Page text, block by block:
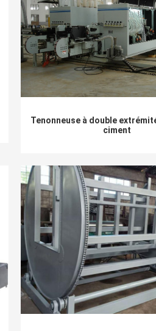
Tenonneuse à double
ciment